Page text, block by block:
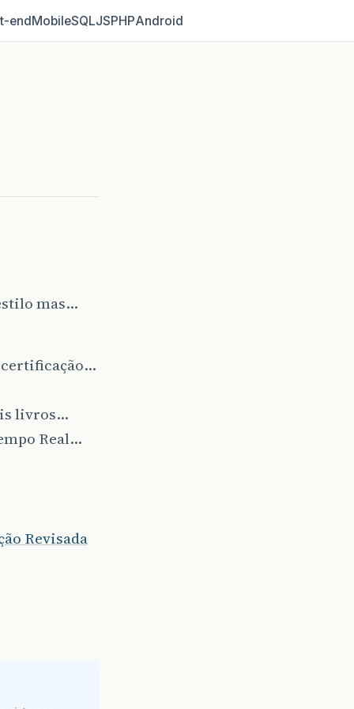
MobileSQLJSPHPAndroid
mas…
certificação…
livros…
Real…
Revisada